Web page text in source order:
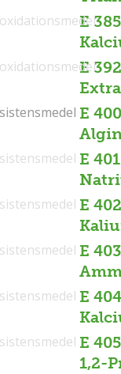
E 385
E 392
E 400
E 401
E 402
E 403
E 404
E 405
1,2-